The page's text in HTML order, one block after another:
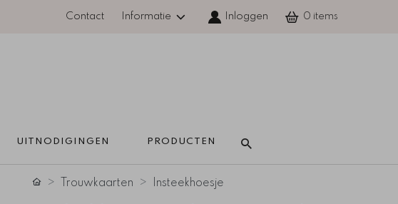
Contact Informatie Inloggen 0
UITNODIGINGEN PRODUCTEN
Trouwkaarten Insteekhoesje